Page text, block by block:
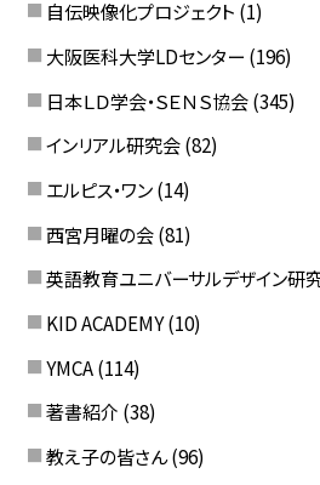
自伝映像化プロジェクト (1)
大阪医科大学LDセンター (196)
日本ＬＤ学会・ＳＥＮＳ協会 (345)
インリアル研究会 (82)
エルピス・ワン (14)
西宮月曜の会 (81)
英語教育ユニバーサルデザイン研
KID ACADEMY (10)
YMCA (114)
著書紹介 (38)
教え子の皆さん (96)